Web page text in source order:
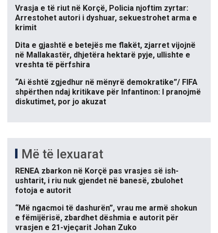
Vrasja e të riut në Korçë, Policia njoftim zyrtar:
Arrestohet autori i dyshuar, sekuestrohet arma e
krimit
Dita e gjashtë e betejës me flakët, zjarret vijojnë
në Mallakastër, dhjetëra hektarë pyje, ullishte e
vreshta të përfshira
“Ai është zgjedhur në mënyrë demokratike”/ FIFA
shpërthen ndaj kritikave për Infantinon: I pranojmë
diskutimet, por jo akuzat
Më të lexuarat
RENEA zbarkon në Korçë pas vrasjes së ish-
ushtarit, i riu nuk gjendet në banesë, zbulohet
fotoja e autorit
“Më ngacmoi të dashurën”, vrau me armë shokun
e fëmijërisë, zbardhet dëshmia e autorit për
vrasjen e 21-vjeçarit Johan Zuko